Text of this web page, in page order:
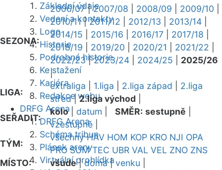
Základní údaje
Vedení a kontakty
Logo
Historie
Podrobná historie
Ke stažení
Kariéra
Redakce webu
DRFG Arena
DRFG Arena
Schéma tribun
Plánek areny
Virtuální prohlídka
SEZONA:
2006/07|2007/08 2008/09 2009/10
2010/11|2011/12 2012/13 2013/14
2014/15
2015/16 2016/17 2017/18
2018/19
2019/20 2020/21 2021/22
2022/23|2023/24 2024/25
2025/26
|
LIGA:
extraliga 1.liga 2.liga západ
2.liga
střed|2.liga východ
SEŘADIT:
kolo| datum SMĚR: sestupně
vzestupně
TÝM:
všechny HAV HOM KOP KRO NJI OPA
PRO SUM TEC UBR VAL VEL ZNO ZNS
MÍSTO:
všude|doma|venku